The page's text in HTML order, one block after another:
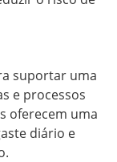
suportar uma
e processos
oferecem uma
diário e